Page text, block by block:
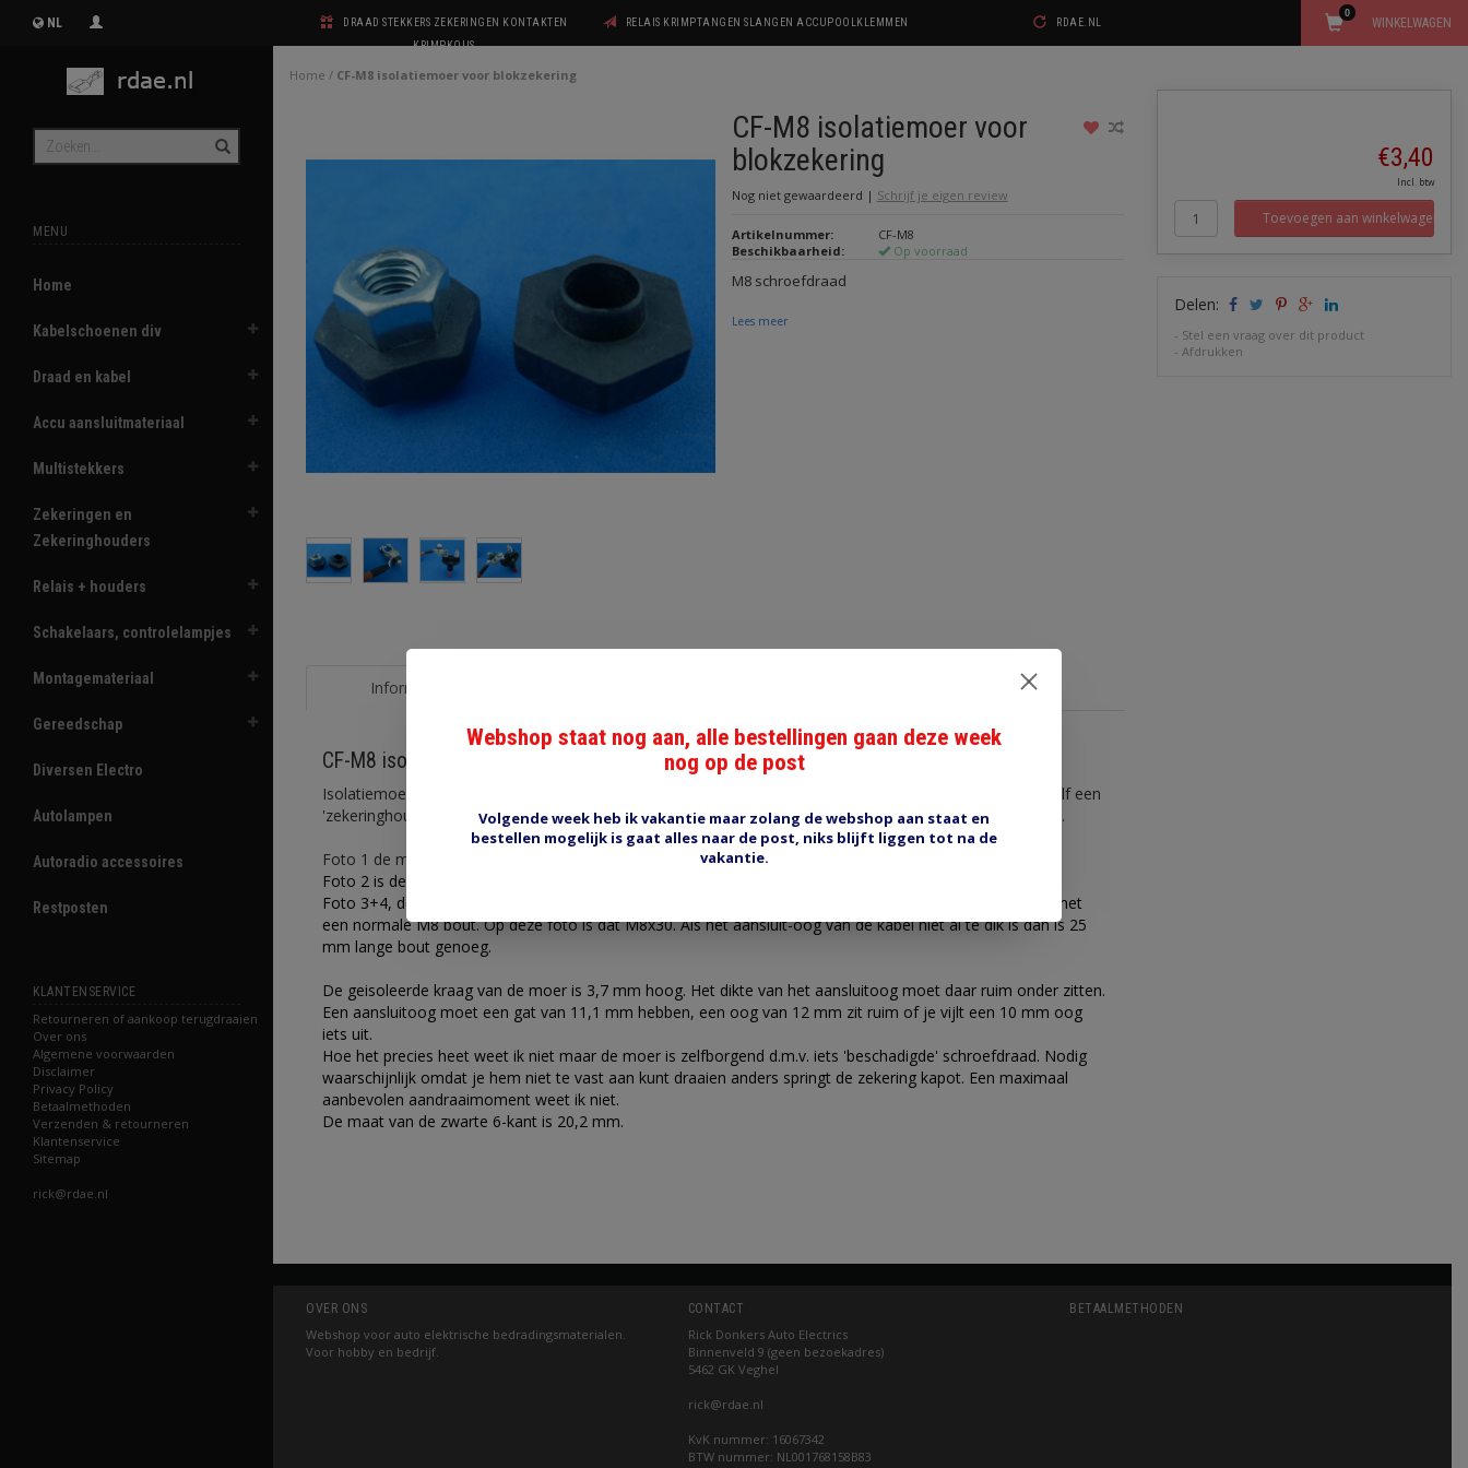
NL
DRAAD STEKKERS ZEKERINGEN KONTAKTEN
KRIMPKOUS
RELAIS KRIMPTANGEN SLANGEN ACCUPOOLKLEMMEN RDAE.NL WINKELWAGEN
0
MENU
Home
Kabelschoenen div
Draad en kabel
Accu aansluitmateriaal
Multistekkers
Zekeringen en
Zekeringhouders
Relais + houders
Schakelaars, controlelampjes
Montagemateriaal
Gereedschap
Diversen Electro
Autolampen
Autoradio accessoires
Restposten
KLANTENSERVICE
Retourneren of aankoop terugdraaien
Over ons
Algemene voorwaarden
Disclaimer
Privacy Policy
Betaalmethoden
Verzenden & retourneren
Klantenservice
Sitemap
rick@rdae.nl
Home / CF-M8 isolatiemoer voor blokzekering
CF-M8 isolatiemoer voor
blokzekering
Nog niet gewaardeerd | Schrijf je eigen review
Artikelnummer:
CF-M8
Beschikbaarheid:
Op voorraad
M8 schroefdraad
Lees meer
Informatie
CF-M8 isolatiemoer voor blokzekering
Isolatiemoer voor blokzekeringen. Als vervanging voor een verloren moer met isolatiering of je maakt zelf een
'zekeringhouder' van alleen maar een bout. De aansluitkabel moet een kabeloog met 12 mm gat hebben.
Foto 1 de moer van twee kanten
(ER WORD MAAR 1 MOER GELEVERD)
Foto 2 is de moer toegepast op een speciale accuklem voor blokzekeringen (B287)
Foto 3+4, de moer toegepast op een hoofdstroomschakelaar met een afstandplaatje (520026) samen met
een normale M8 bout. Op deze foto is dat M8x30. Als het aansluit-oog van de kabel niet al te dik is dan is 25
mm lange bout genoeg.
De geisoleerde kraag van de moer is 3,7 mm hoog. Het dikte van het aansluitoog moet daar ruim onder zitten.
Een aansluitoog moet een gat van 11,1 mm hebben, een oog van 12 mm zit ruim of je vijlt een 10 mm oog
iets uit.
Hoe het precies heet weet ik niet maar de moer is zelfborgend d.m.v. iets 'beschadigde' schroefdraad. Nodig
waarschijnlijk omdat je hem niet te vast aan kunt draaien anders springt de zekering kapot. Een maximaal
aanbevolen aandraaimoment weet ik niet.
De maat van de zwarte 6-kant is 20,2 mm.
€3,40
Incl. btw
Toevoegen aan winkelwagen
Delen:
- Stel een vraag over dit product
-Afdrukken
OVER ONS
Webshop voor auto elektrische bedradingsmaterialen.
Voor hobby en bedrijf.
CONTACT
Rick Donkers Auto Electrics
Binnenveld 9 (geen bezoekadres)
5462 GK Veghel
rick@rdae.nl
KvK nummer: 16067342
BTW nummer: NL001768158B83
BETAALMETHODEN
Webshop staat nog aan, alle bestellingen gaan deze week
nog op de post
Volgende week heb ik vakantie maar zolang de webshop aan staat en
bestellen mogelijk is gaat alles naar de post, niks blijft liggen tot na de
vakantie.